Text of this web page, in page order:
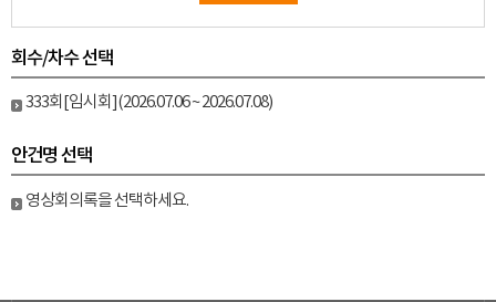
회수/차수 선택
333회[임시회](2026.07.06 ~ 2026.07.08)
안건명 선택
영상회의록을 선택하세요.